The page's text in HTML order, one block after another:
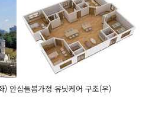
) 안심돌봄가정 유닛케어 구조(우)